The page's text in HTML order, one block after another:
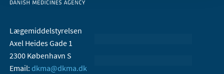
Lægemiddelstyrelsen
Axel Heides Gade 1
2300 København S
Email: dkma@dkma.dk